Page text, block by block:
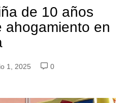
de 10 años
ahogamiento en
1, 2025
0